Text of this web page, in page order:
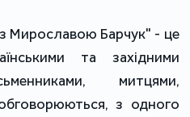
Мирославою Барчук" - це
та західними
митцями,
з одного